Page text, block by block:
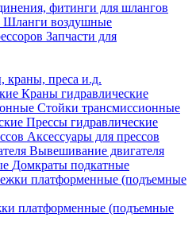
фитинги для шлангов
Шланги воздушные
Запчасти для
краны, преса и.д.
Краны гидравлические
Стойки трансмиссионные
Прессы гидравлические
Аксессуары для прессов
Вывешивание двигателя
Домкраты подкатные
платформенные (подъемные